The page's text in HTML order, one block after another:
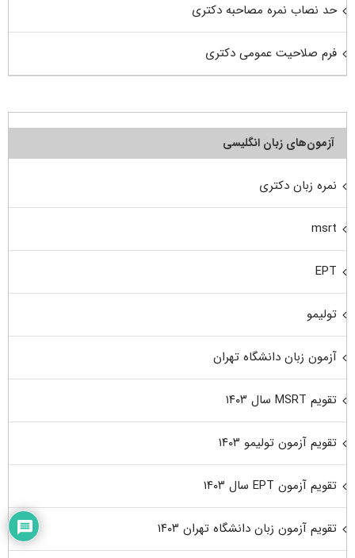
حد نصاب نمره مصاحبه دکتری
فرم صلاحیت عمومی دکتری
آزمون‌های زبان انگلیسی
نمره زبان دکتری
msrt
EPT
تولیمو
آزمون زبان دانشگاه تهران
تقویم MSRT سال ۱۴۰۳
تقویم آزمون تولیمو ۱۴۰۳
تقویم آزمون EPT سال ۱۴۰۳
تقویم آزمون زبان دانشگاه تهران ۱۴۰۳